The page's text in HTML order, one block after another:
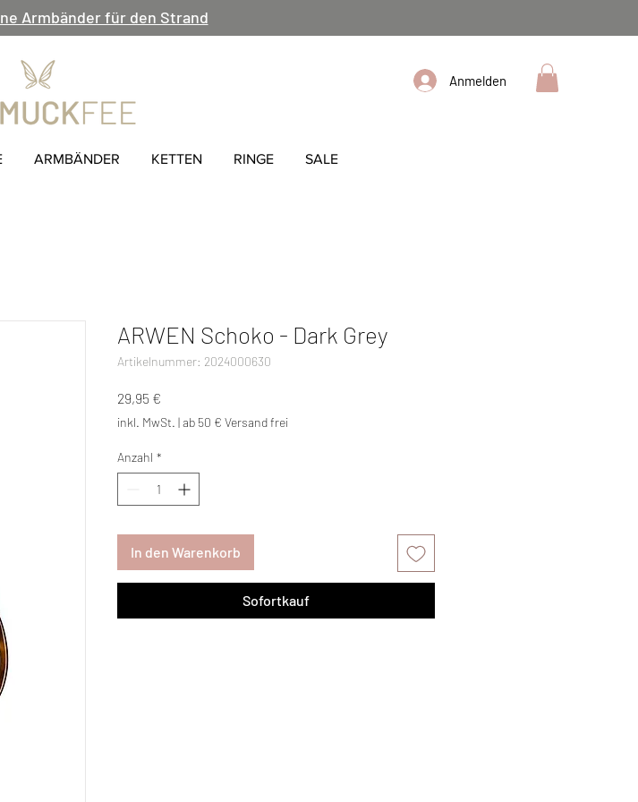
Armbänder für den Strand
Anmelden
ARMBÄNDER KETTEN RINGE SALE
ARWEN Schoko - Dark Grey
Artikelnummer: 2024000630
29,95 €
inkl. MwSt. |ab 50 € Versand frei
Anzahl *
In den Warenkorb
Sofortkauf